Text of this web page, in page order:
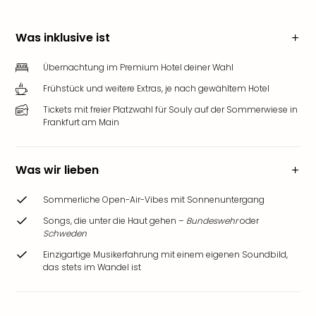
Was inklusive ist
Übernachtung im Premium Hotel deiner Wahl
Frühstück und weitere Extras, je nach gewähltem Hotel
Tickets mit freier Platzwahl für Souly auf der Sommerwiese in
Frankfurt am Main
Was wir lieben
Sommerliche Open-Air-Vibes mit Sonnenuntergang
Songs, die unter die Haut gehen – Bundeswehroder
Schweden
Einzigartige Musikerfahrung mit einem eigenen Soundbild,
das stets im Wandel ist